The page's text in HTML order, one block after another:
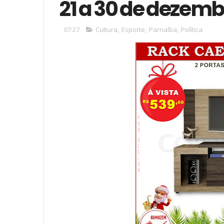
21 a 30 de
07:27 Cultura, Esporte, Parnaíba, Política